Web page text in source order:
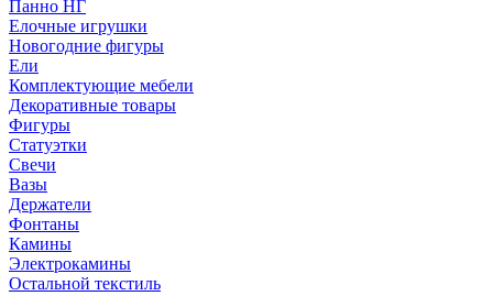
Панно НГ
Елочные игрушки
Новогодние фигуры
Ели
Комплектующие мебели
Декоративные товары
Фигуры
Статуэтки
Свечи
Вазы
Держатели
Фонтаны
Камины
Электрокамины
Остальной текстиль